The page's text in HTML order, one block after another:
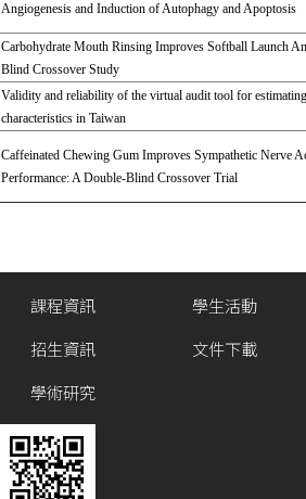
Angiogenesis and Induction of Autophagy and Apoptosis
Carbohydrate Mouth Rinsing Improves Softball Launch
Blind Crossover Study
Validity and reliability of the virtual audit tool for
characteristics in Taiwan
Caffeinated Chewing Gum Improves Sympathetic Nerve
Performance: A Double-Blind Crossover Trial
課程資訊
招生資訊
學術研究
學生活動
文件下載